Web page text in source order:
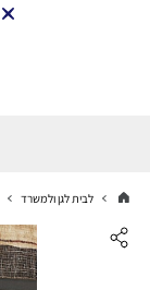
לבית לגן ולמשרד